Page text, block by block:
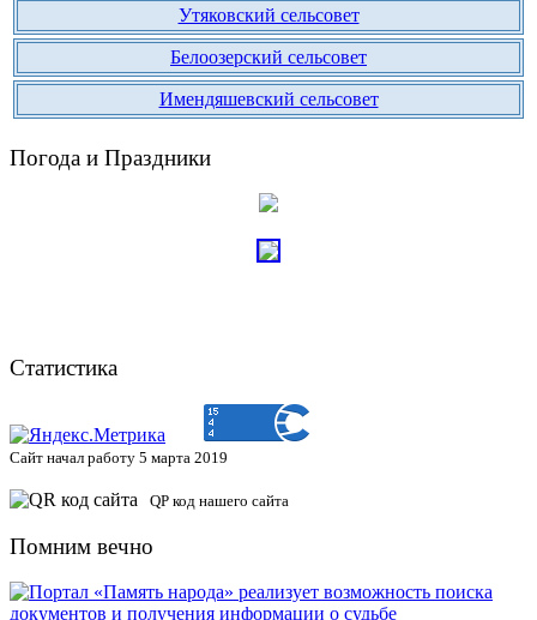
Утяковский сельсовет
Белоозерский сельсовет
Имендяшевский сельсовет
Погода и Праздники
Статистика
Сайт начал работу 5 марта 2019
QP код нашего сайта
Помним вечно